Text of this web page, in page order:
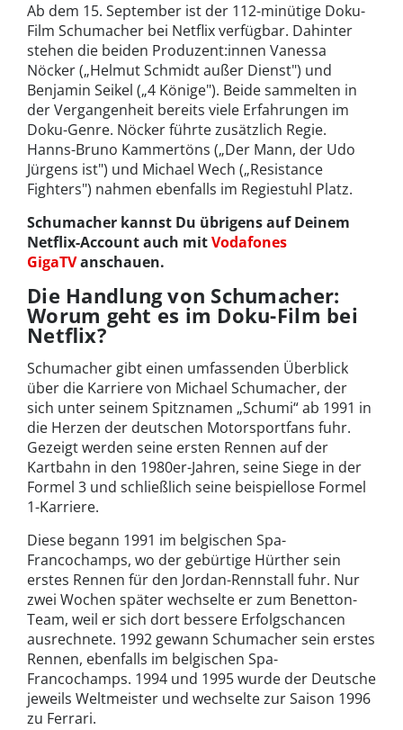
Ab dem 15. September ist der 112-minütige Doku-
Film Schumacher bei Netflix verfügbar. Dahinter
stehen die beiden Produzent:innen Vanessa
Nöcker („Helmut Schmidt außer Dienst") und
Benjamin Seikel („4 Könige"). Beide sammelten in
der Vergangenheit bereits viele Erfahrungen im
Doku-Genre. Nöcker führte zusätzlich Regie.
Hanns-Bruno Kammertöns („Der Mann, der Udo
Jürgens ist") und Michael Wech („Resistance
Fighters") nahmen ebenfalls im Regiestuhl Platz.
Schumacher kannst Du übrigens auf Deinem
Netflix-Account auch mitVodafones
GigaTVanschauen.
Die Handlung von Schumacher:
Worum geht es im Doku-Film bei
Netflix?
Schumacher gibt einen umfassenden Überblick
über die Karriere von Michael Schumacher, der
sich unter seinem Spitznamen „Schumi“ ab 1991 in
die Herzen der deutschen Motorsportfans fuhr.
Gezeigt werden seine ersten Rennen auf der
Kartbahn in den 1980er-Jahren, seine Siege in der
Formel 3 und schließlich seine beispiellose Formel
1-Karriere.
Diese begann 1991 im belgischen Spa-
Francochamps, wo der gebürtige Hürther sein
erstes Rennen für den Jordan-Rennstall fuhr. Nur
zwei Wochen später wechselte er zum Benetton-
Team, weil er sich dort bessere Erfolgschancen
ausrechnete. 1992 gewann Schumacher sein erstes
Rennen, ebenfalls im belgischen Spa-
Francochamps. 1994 und 1995 wurde der Deutsche
jeweils Weltmeister und wechselte zur Saison 1996
zu Ferrari.